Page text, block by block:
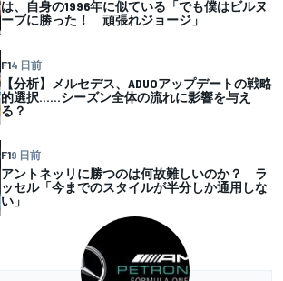
は、自身の1996年に似ている「でも僕はビルヌ
ーブに勝った！ 頑張れジョージ」
F14 日前
【分析】メルセデス、ADUOアップデートの戦略
的選択……シーズン全体の流れに影響を与え
る？
F19 日前
アントネッリに勝つのは何故難しいのか？ ラ
ッセル「今までのスタイルが半分しか通用しな
い」